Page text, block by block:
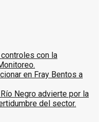
con la
en Fray Bentos a
Negro advierte por la
del sector.